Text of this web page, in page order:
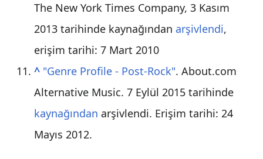
The New York Times Company, 3 Kasım
2013 tarihinde kaynağından arşivlendi,
erişim tarihi: 7 Mart 2010
^ "Genre Profile - Post-Rock". About.com
Alternative Music. 7 Eylül 2015 tarihinde
kaynağından arşivlendi. Erişim tarihi: 24
Mayıs 2012.